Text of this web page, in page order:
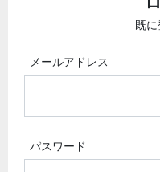
既
メールアドレス
パスワード